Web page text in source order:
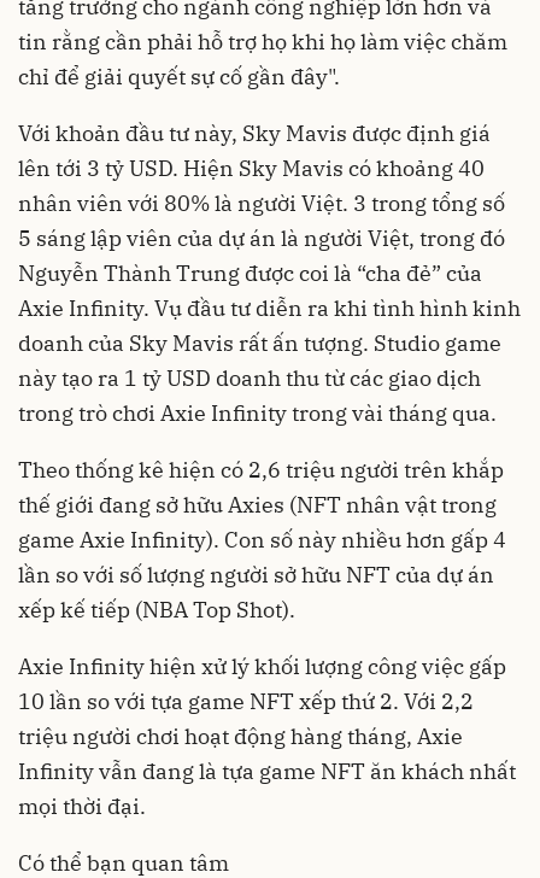
tăng trưởng cho ngành công nghiệp lớn hơn và
tin rằng cần phải hỗ trợ họ khi họ làm việc chăm
chỉ để giải quyết sự cố gần đây".
Với khoản đầu tư này, Sky Mavis được định giá
lên tới 3 tỷ USD. Hiện Sky Mavis có khoảng 40
nhân viên với 80% là người Việt. 3 trong tổng số
5 sáng lập viên của dự án là người Việt, trong đó
Nguyễn Thành Trung được coi là “cha đẻ” của
Axie Infinity. Vụ đầu tư diễn ra khi tình hình kinh
doanh của Sky Mavis rất ấn tượng. Studio game
này tạo ra 1 tỷ USD doanh thu từ các giao dịch
trong trò chơi Axie Infinity trong vài tháng qua.
Theo thống kê hiện có 2,6 triệu người trên khắp
thế giới đang sở hữu Axies (NFT nhân vật trong
game Axie Infinity). Con số này nhiều hơn gấp 4
lần so với số lượng người sở hữu NFT của dự án
xếp kế tiếp (NBA Top Shot).
Axie Infinity hiện xử lý khối lượng công việc gấp
10 lần so với tựa game NFT xếp thứ 2. Với 2,2
triệu người chơi hoạt động hàng tháng, Axie
Infinity vẫn đang là tựa game NFT ăn khách nhất
mọi thời đại.
Có thể bạn quan tâm